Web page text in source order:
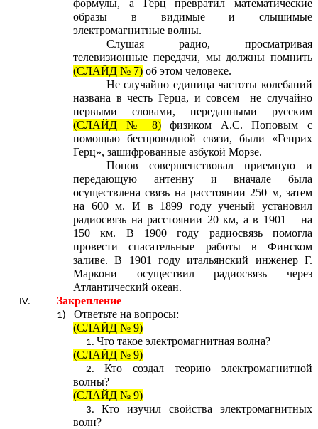
формулы, а Герц превратил математические
образы в видимые и слышимые
электромагнитные волны.
Слушая радио, просматривая
телевизионные передачи, мы должны помнить
(СЛАЙД № 7) об этом человеке.
Не случайно единица частоты колебаний
названа в честь Герца, и совсем не случайно
первыми словами, переданными русским
(СЛАЙД № 8)физиком А.С. Поповым с
помощью беспроводной связи, были «Генрих
Герц», зашифрованные азбукой Морзе.
Попов совершенствовал приемную и
передающую антенну и вначале была
осуществлена связь на расстоянии 250 м, затем
на 600 м. И в 1899 году ученый установил
радиосвязь на расстоянии 20 км, а в 1901 – на
150 км. В 1900 году радиосвязь помогла
провести спасательные работы в Финском
заливе. В 1901 году итальянский инженер Г.
Маркони осуществил радиосвязь через
Атлантический океан.
Закрепление
Ответьте на вопросы:
(СЛАЙД № 9)
Что такое электромагнитная волна?
(СЛАЙД № 9)
Кто создал теорию электромагнитной
волны?
(СЛАЙД № 9)
Кто изучил свойства электромагнитных
волн?